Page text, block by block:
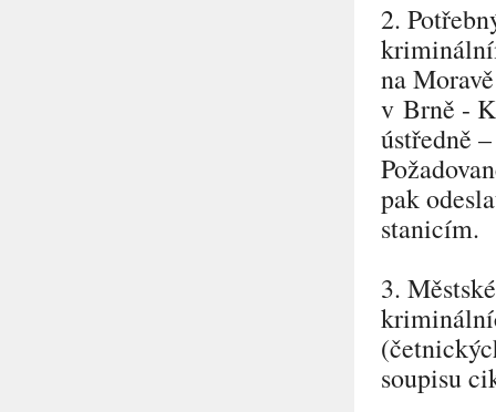
2.
na
v Brně -
ústředně
pak
stanicím.
3.
soupisu